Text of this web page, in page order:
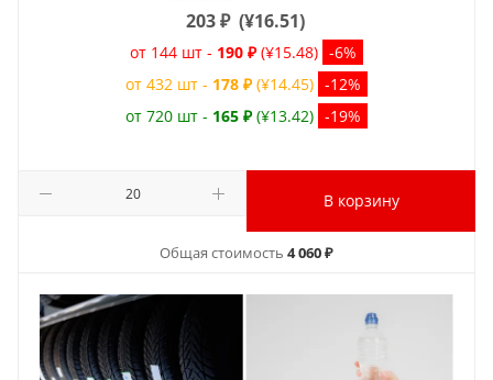
203₽ (¥16.51)
от 144 шт - 190 ₽ (¥15.48) -6%
от 432 шт - 178 ₽ (¥14.45) -12%
от 720 шт - 165 ₽ (¥13.42) -19%
В корзину
Общая стоимость 4 060 ₽